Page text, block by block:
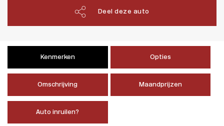
Deel deze auto
Kenmerken Opties
Omschrijving Maandprijzen
Auto inruilen?